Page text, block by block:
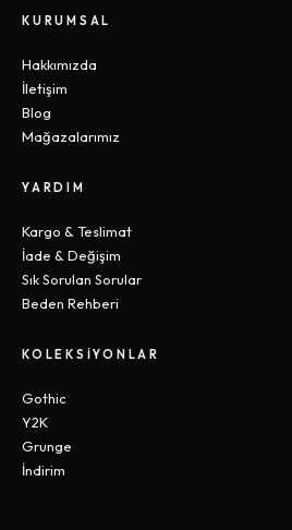
KURUMSAL
Hakkımızda
İletişim
Blog
Mağazalarımız
YARDIM
Kargo & Teslimat
İade & Değişim
Sık Sorulan Sorular
Beden Rehberi
KOLEKSIYONLAR
Gothic
Y2K
Grunge
İndirim